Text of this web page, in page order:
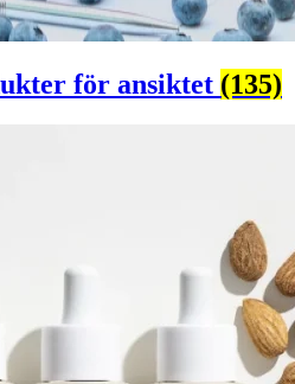
för ansiktet (135)